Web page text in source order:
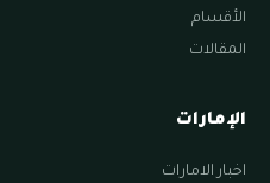
الأقسام
المقالات
الإمارات
اخبار الامارات